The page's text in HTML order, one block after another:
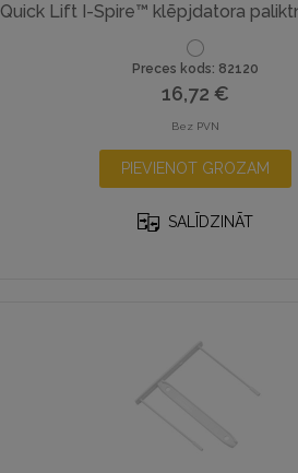
Quick Lift I-Spire™ klēpjdatora
Preces kods: 82120
16,72 €
Bez PVN
PIEVIENOT GROZAM
SALĪDZINĀT